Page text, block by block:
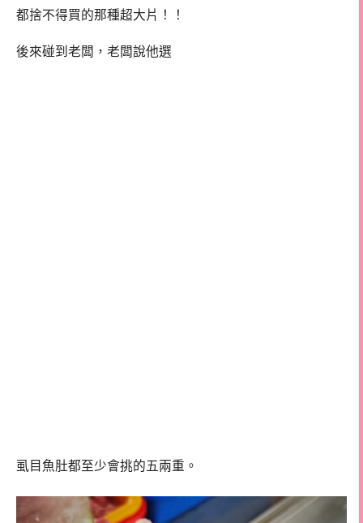
都捨不得買的那種超大片！！
後來碰到老闆，老闆說他選
虱目魚肚都至少會挑的五兩重。